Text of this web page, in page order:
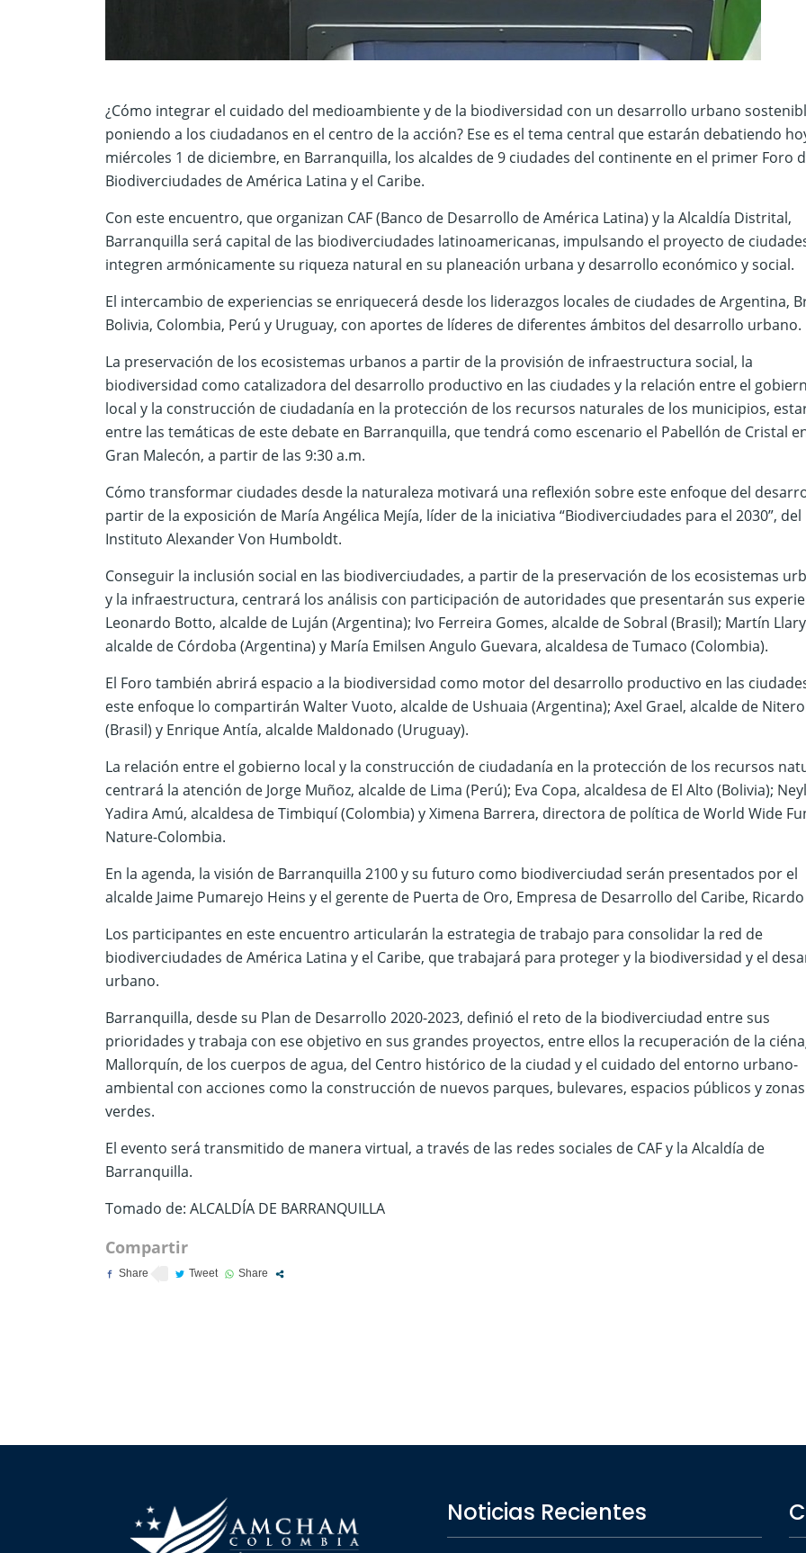
¿Cómo integrar el cuidado del medioambiente y de la biodiversidad con un desarrollo urbano
poniendo a los ciudadanos en el centro de la acción? Ese es el tema central que estarán debatiendo
miércoles 1 de diciembre, en Barranquilla, los alcaldes de 9 ciudades del continente en el primer Foro
Biodiverciudades de América Latina y el Caribe.
Con este encuentro, que organizan CAF (Banco de Desarrollo de América Latina) y la Alcaldía Distrital,
Barranquilla será capital de las biodiverciudades latinoamericanas, impulsando el proyecto de
integren armónicamente su riqueza natural en su planeación urbana y desarrollo económico y social.
El intercambio de experiencias se enriquecerá desde los liderazgos locales de ciudades de Argentina,
Bolivia, Colombia, Perú y Uruguay, con aportes de líderes de diferentes ámbitos del desarrollo urbano.
La preservación de los ecosistemas urbanos a partir de la provisión de infraestructura social, la
biodiversidad como catalizadora del desarrollo productivo en las ciudades y la relación entre el
local y la construcción de ciudadanía en la protección de los recursos naturales de los municipios,
entre las temáticas de este debate en Barranquilla, que tendrá como escenario el Pabellón de Cristal
Gran Malecón, a partir de las 9:30 a.m.
Cómo transformar ciudades desde la naturaleza motivará una reflexión sobre este enfoque del
partir de la exposición de María Angélica Mejía, líder de la iniciativa “Biodiverciudades para el 2030”, del
Instituto Alexander Von Humboldt.
Conseguir la inclusión social en las biodiverciudades, a partir de la preservación de los ecosistemas
y la infraestructura, centrará los análisis con participación de autoridades que presentarán sus
Leonardo Botto, alcalde de Luján (Argentina); Ivo Ferreira Gomes, alcalde de Sobral (Brasil); Martín
alcalde de Córdoba (Argentina) y María Emilsen Angulo Guevara, alcaldesa de Tumaco (Colombia).
El Foro también abrirá espacio a la biodiversidad como motor del desarrollo productivo en las
este enfoque lo compartirán Walter Vuoto, alcalde de Ushuaia (Argentina); Axel Grael, alcalde de
(Brasil) y Enrique Antía, alcalde Maldonado (Uruguay).
La relación entre el gobierno local y la construcción de ciudadanía en la protección de los recursos
centrará la atención de Jorge Muñoz, alcalde de Lima (Perú); Eva Copa, alcaldesa de El Alto (Bolivia);
Yadira Amú, alcaldesa de Timbiquí (Colombia) y Ximena Barrera, directora de política de World Wide
Nature-Colombia.
En la agenda, la visión de Barranquilla 2100 y su futuro como biodiverciudad serán presentados por el
alcalde Jaime Pumarejo Heins y el gerente de Puerta de Oro, Empresa de Desarrollo del Caribe, Ricardo
Los participantes en este encuentro articularán la estrategia de trabajo para consolidar la red de
biodiverciudades de América Latina y el Caribe, que trabajará para proteger y la biodiversidad y el
urbano.
Barranquilla, desde su Plan de Desarrollo 2020-2023, definió el reto de la biodiverciudad entre sus
prioridades y trabaja con ese objetivo en sus grandes proyectos, entre ellos la recuperación de la
Mallorquín, de los cuerpos de agua, del Centro histórico de la ciudad y el cuidado del entorno urbano-
ambiental con acciones como la construcción de nuevos parques, bulevares, espacios públicos y zonas
verdes.
El evento será transmitido de manera virtual, a través de las redes sociales de CAF y la Alcaldía de
Barranquilla.
Tomado de: ALCALDÍA DE BARRANQUILLA
Compartir
Noticias Recientes